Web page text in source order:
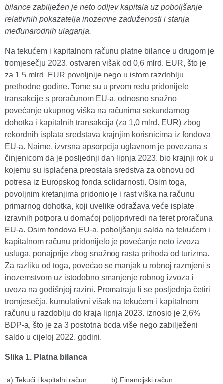
bilance zabilježen je neto odljev kapitala uz poboljšanje
relativnih pokazatelja inozemne zaduženosti i stanja
međunarodnih ulaganja.
Na tekućem i kapitalnom računu platne bilance u drugom je
tromjesečju 2023. ostvaren višak od 0,6 mlrd. EUR, što je
za 1,5 mlrd. EUR povoljnije nego u istom razdoblju
prethodne godine. Tome su u prvom redu pridonijele
transakcije s proračunom EU-a, odnosno snažno
povećanje ukupnog viška na računima sekundarnog
dohotka i kapitalnih transakcija (za 1,0 mlrd. EUR) zbog
rekordnih isplata sredstava krajnjim korisnicima iz fondova
EU-a. Naime, izvrsna apsorpcija uglavnom je povezana s
činjenicom da je posljednji dan lipnja 2023. bio krajnji rok u
kojemu su isplaćena preostala sredstva za obnovu od
potresa iz Europskog fonda solidarnosti. Osim toga,
povoljnim kretanjima pridonio je i rast viška na računu
primarnog dohotka, koji uvelike odražava veće isplate
izravnih potpora u domaćoj poljoprivredi na teret proračuna
EU-a. Osim fondova EU-a, poboljšanju salda na tekućem i
kapitalnom računu pridonijelo je povećanje neto izvoza
usluga, ponajprije zbog snažnog rasta prihoda od turizma.
Za razliku od toga, povećao se manjak u robnoj razmjeni s
inozemstvom uz istodobno smanjenje robnog izvoza i
uvoza na godišnjoj razini. Promatraju li se posljednja četiri
tromjesečja, kumulativni višak na tekućem i kapitalnom
računu u razdoblju do kraja lipnja 2023. iznosio je 2,6%
BDP-a, što je za 3 postotna boda više nego zabilježeni
saldo u cijeloj 2022. godini.
Slika 1. Platna bilanca
a) Tekući i kapitalni račun b) Financijski račun